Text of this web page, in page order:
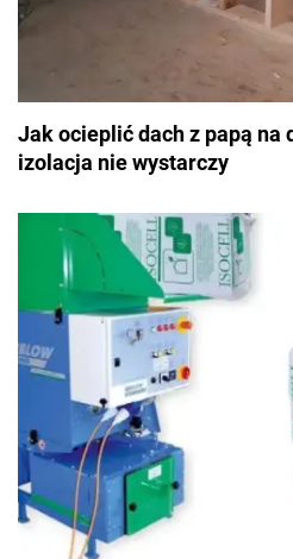
Jak ocieplić dach z papą na
izolacja nie wystarczy